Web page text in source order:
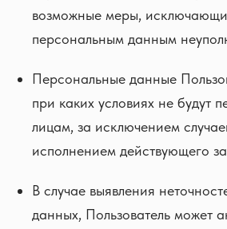
возможные меры,
персональным данным
Персональные данные
при каких условиях не будут
лицам, за исключением
исполнением действующего
В случае выявления
данных, Пользователь может